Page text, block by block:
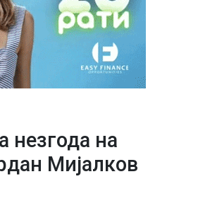
незгода на
Мијалков